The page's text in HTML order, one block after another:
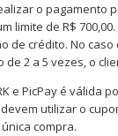
o pagamento
limite de R$
de crédito. No
2 a 5 vezes, o
e PicPay é válida
utilizar o
compra.